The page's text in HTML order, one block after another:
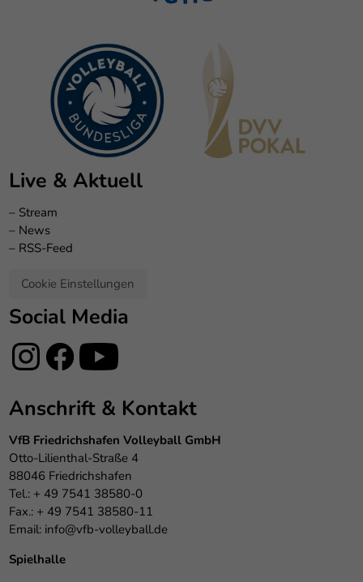
Live & Aktuell
– Stream
– News
– RSS-Feed
Cookie Einstellungen
Social Media
Anschrift & Kontakt
VfB Friedrichshafen Volleyball GmbH
Otto-Lilienthal-Straße 4
88046 Friedrichshafen
Tel.: + 49 7541 38580-0
Fax.: + 49 7541 38580-11
Email: info@vfb-volleyball.de
Spielhalle